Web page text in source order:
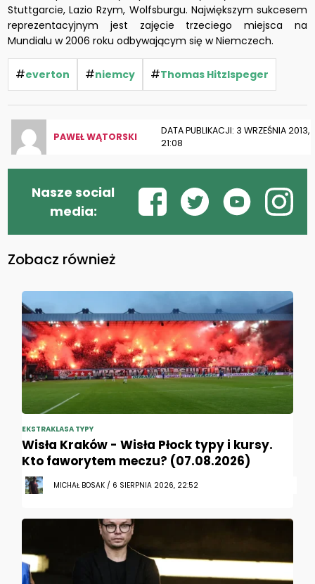
Stuttgarcie, Lazio Rzym, Wolfsburgu. Największym sukcesem
reprezentacyjnym jest zajęcie trzeciego miejsca na
Mundialu w 2006 roku odbywającym się w Niemczech.
#everton #niemcy #Thomas Hitzlspeger
PAWEŁ WĄTORSKI
DATA PUBLIKACJI: 3 WRZEŚNIA 2013,
21:08
Nasze social
media:
Zobacz również
EKSTRAKLASA TYPY
Wisła Kraków - Wisła Płock typy i kursy.
Kto faworytem meczu? (07.08.2026)
MICHAŁ BOSAK / 6 SIERPNIA 2026, 22:52